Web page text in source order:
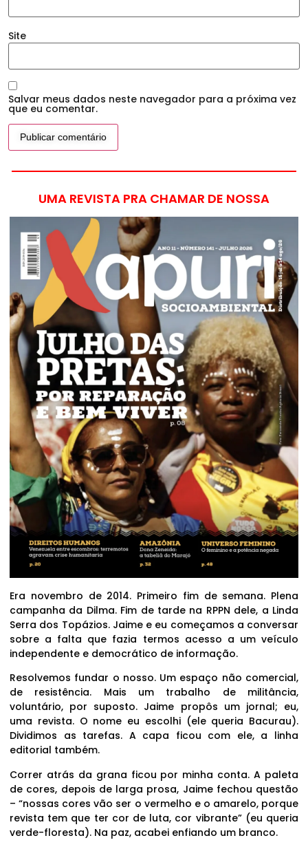
Site
Salvar meus dados neste navegador para a próxima vez
que eu comentar.
UMA REVISTA PRA CHAMAR DE NOSSA
Era novembro de 2014. Primeiro fim de semana. Plena
campanha da Dilma. Fim de tarde na RPPN dele, a Linda
Serra dos Topázios. Jaime e eu começamos a conversar
sobre a falta que fazia termos acesso a um veículo
independente e democrático de informação.
Resolvemos fundar o nosso. Um espaço não comercial,
de resistência. Mais um trabalho de militância,
voluntário, por suposto. Jaime propôs um jornal; eu,
uma revista. O nome eu escolhi (ele queria Bacurau).
Dividimos as tarefas. A capa ficou com ele, a linha
editorial também.
Correr atrás da grana ficou por minha conta. A paleta
de cores, depois de larga prosa, Jaime fechou questão
– “nossas cores vão ser o vermelho e o amarelo, porque
revista tem que ter cor de luta, cor vibrante” (eu queria
verde-floresta). Na paz, acabei enfiando um branco.